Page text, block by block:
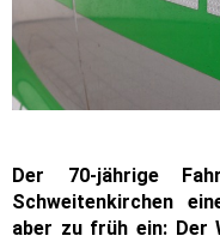
Der 70-jährige
Schweitenkirchen
aber zu früh ein: Der